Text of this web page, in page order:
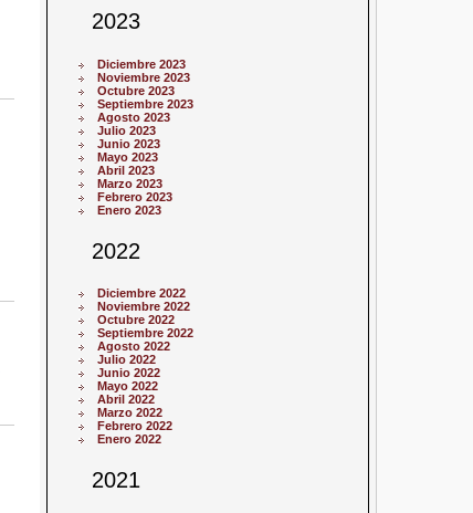
2023
Diciembre 2023
Noviembre 2023
Octubre 2023
Septiembre 2023
Agosto 2023
Julio 2023
Junio 2023
Mayo 2023
Abril 2023
Marzo 2023
Febrero 2023
Enero 2023
2022
Diciembre 2022
Noviembre 2022
Octubre 2022
Septiembre 2022
Agosto 2022
Julio 2022
Junio 2022
Mayo 2022
Abril 2022
Marzo 2022
Febrero 2022
Enero 2022
2021